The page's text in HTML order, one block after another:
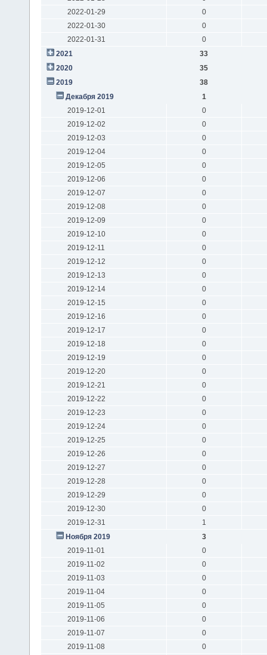
2022-01-29
0
2022-01-30
0
2022-01-31
0
2021
33
2020
35
2019
38
Декабря 2019
1
2019-12-01
0
2019-12-02
0
2019-12-03
0
2019-12-04
0
2019-12-05
0
2019-12-06
0
2019-12-07
0
2019-12-08
0
2019-12-09
0
2019-12-10
0
2019-12-11
0
2019-12-12
0
2019-12-13
0
2019-12-14
0
2019-12-15
0
2019-12-16
0
2019-12-17
0
2019-12-18
0
2019-12-19
0
2019-12-20
0
2019-12-21
0
2019-12-22
0
2019-12-23
0
2019-12-24
0
2019-12-25
0
2019-12-26
0
2019-12-27
0
2019-12-28
0
2019-12-29
0
2019-12-30
0
2019-12-31
1
Ноября 2019
3
2019-11-01
0
2019-11-02
0
2019-11-03
0
2019-11-04
0
2019-11-05
0
2019-11-06
0
2019-11-07
0
2019-11-08
0